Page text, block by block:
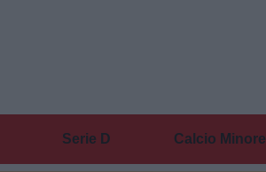
Serie D Calcio Minore